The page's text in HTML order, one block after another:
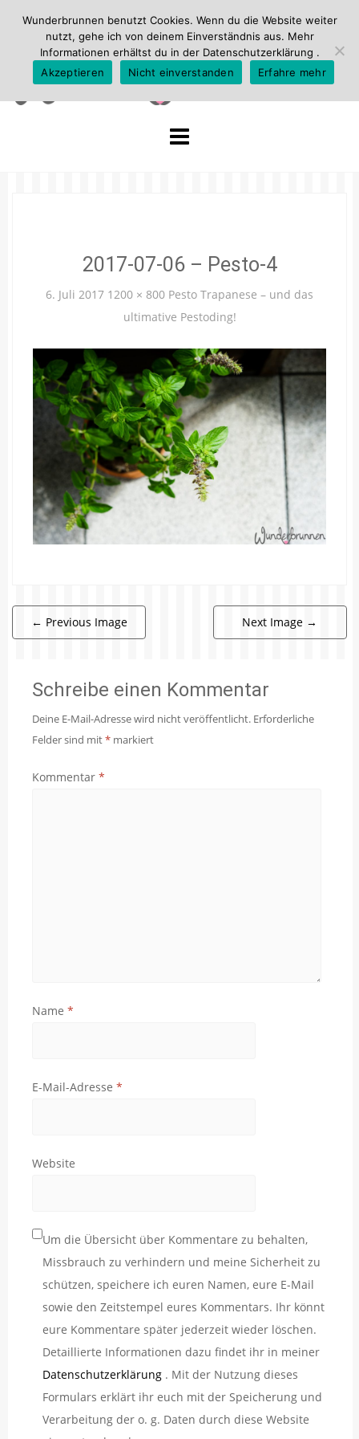
2017-07-06 – Pesto-4
6. Juli 2017 1200 × 800 Pesto Trapanese – und das
ultimative Pestoding!
← Previous Image Next Image →
Schreibe einen Kommentar
Deine E-Mail-Adresse wird nicht veröffentlicht. Erforderliche
Felder sind mit* markiert
Kommentar *
Name *
E-Mail-Adresse *
Website
Um die Übersicht über Kommentare zu behalten,
Missbrauch zu verhindern und meine Sicherheit zu
schützen, speichere ich euren Namen, eure E-Mail
sowie den Zeitstempel eures Kommentars. Ihr könnt
eure Kommentare später jederzeit wieder löschen.
Detaillierte Informationen dazu findet ihr in meiner
Datenschutzerklärung . Mit der Nutzung dieses
Formulars erklärt ihr euch mit der Speicherung und
Verarbeitung der o. g. Daten durch diese Website
Wunderbrunnen benutzt Cookies. Wenn du die Website weiter
nutzt, gehe ich von deinem Einverständnis aus. Mehr
Informationen erhältst du in der Datenschutzerklärung .
Akzeptieren
Nicht einverstanden Erfahre mehr